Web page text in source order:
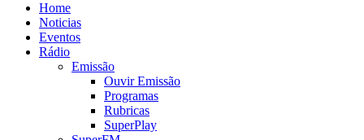
Home
Noticias
Eventos
Rádio
Emissão
Ouvir Emissão
Programas
Rubricas
SuperPlay